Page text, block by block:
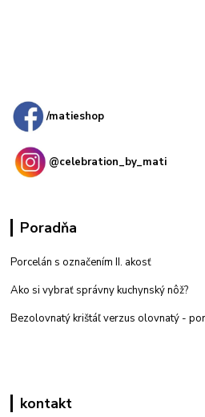
/matieshop
@celebration_by_mati
Poradňa
Porcelán s označením II. akosť
Ako si vybrať správny kuchynský nôž?
Bezolovnatý krištáľ verzus olovnatý -
kontakt